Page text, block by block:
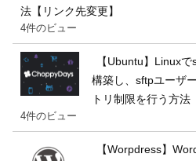
法【リンク先変更】
4件のビュー
【Ubuntu】Linux
構築し、sftpユーザ
トリ制限を行う方法
4件のビュー
【Worpdress】